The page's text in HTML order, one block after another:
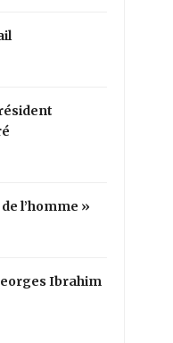
l’homme »
Ibrahim